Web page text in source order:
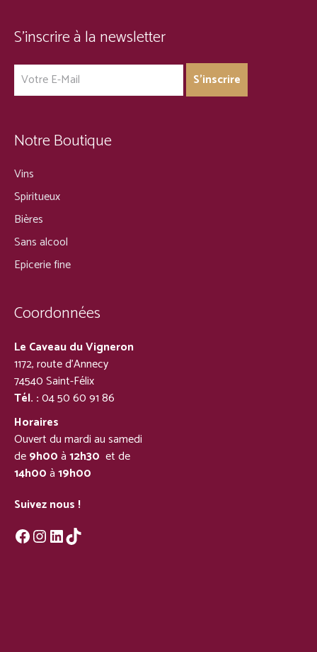
S’inscrire à la newsletter
Notre Boutique
Vins
Spiritueux
Bières
Sans alcool
Epicerie fine
Coordonnées
Le Caveau du Vigneron
1172, route d’Annecy
74540 Saint-Félix
Tél. :04 50 60 91 86
Horaires
Ouvert du mardi au samedi
de9h00à12h30 et de
14h00à19h00
Suivez nous !
Facebook
Instagram
LinkedIn
TikTok